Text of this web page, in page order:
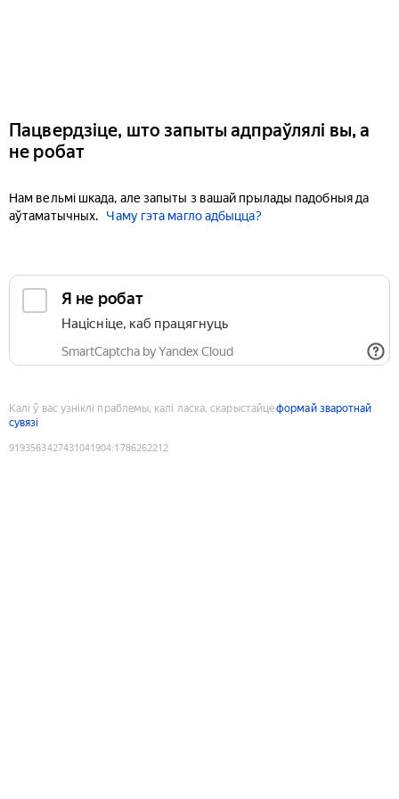
Пацвердзіце, што запыты адпраўлялі вы, а
не робат
Нам вельмі шкада, але запыты з вашай прылады падобныя да
аўтаматычных.
Чаму гэта магло адбыцца?
Я не робат
Націсніце, каб працягнуць
SmartCaptcha by Yandex Cloud
Калі ў вас узніклі праблемы, калі ласка, скарыстайцеформай зваротнай
сувязі
9193563427431041904:1786262212